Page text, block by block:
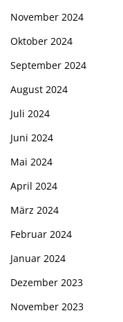
November 2024
Oktober 2024
September 2024
August 2024
Juli 2024
Juni 2024
Mai 2024
April 2024
März 2024
Februar 2024
Januar 2024
Dezember 2023
November 2023